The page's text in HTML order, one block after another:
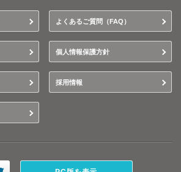
よくあるご質問（FAQ）
個人情報保護方針
採用情報